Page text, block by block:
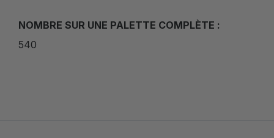
NOMBRE SUR UNE PALETTE COMPLÈTE :
540